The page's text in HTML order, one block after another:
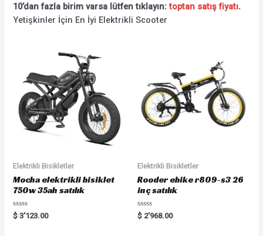
10’dan fazla birim varsa lütfen tıklayın:toptan satış fiyatı.
Yetişkinler İçin En İyi Elektrikli Scooter
Elektrikli Bisikletler
Mocha elektrikli bisiklet
750w 35ah satılık
Rated
0
$ 3'123.00
Elektrikli Bisikletler
Rooder ebike r809-s3 26
inç satılık
Rated
0
$ 2'968.00